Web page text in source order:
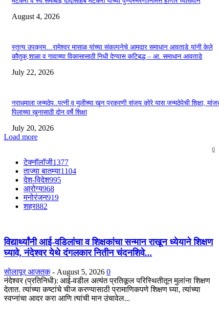
August 4, 2026
स्तुत्य उपक्रम…रामेश्वर मासाळ यांच्या संकल्पनेचे आमदार समाधान आवताडे यांनी केले
कौतुक,शाळा व गावाच्या विकासासाठी निधी देण्यास कटिबद्ध – आ. समाधान आवताडे
July 22, 2026
नराधमाला जन्मठेप..पत्नी व मुलीच्या खून प्रकरणी संजय कोरे यास जन्मठेपेची शिक्षा,
पिलाच्या खुनासाठी दोन वर्षे शिक्षा
July 20, 2026
Load more
0
टेक्नॉलॉजी1377
ताज्या बातम्या1104
देश-विदेश995
आरोग्य968
मनोरंजन919
शहर882
विद्यार्थ्यांनी आई-वडिलांचा व शिक्षकांचा सन्मान राखून ध्येयाने शिक्षण
घ्यावे, नंदेश्वर येथे दंगलकार नितीन चंदनशिवे...
सोलापूर आजतक - August 5, 2026 0
नंदेश्वर (प्रतिनिधी): आई-वडील अत्यंत प्रतिकूल परिस्थितीतून मुलांना शिक्षण
देतात. त्यांच्या कष्टांचे चीज करण्यासाठी प्रामाणिकपणे शिक्षण घ्या, त्यांच्या
स्वप्नांचा आदर करा आणि त्यांची मान उंचावेल...